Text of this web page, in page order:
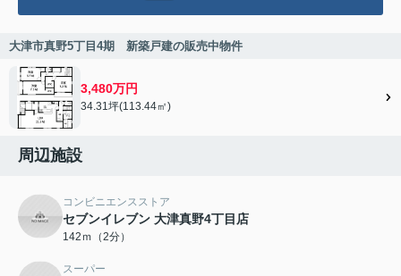
大津市真野5丁目4期 新築戸建の販売中物件
3,480万円
34.31坪(113.44㎡)
周辺施設
コンビニエンスストア
セブンイレブン 大津真野4丁目店
142ｍ（2分）
スーパー